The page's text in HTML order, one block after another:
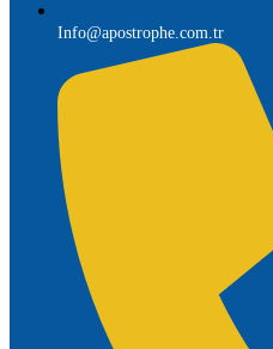
Info@apostrophe.com.tr